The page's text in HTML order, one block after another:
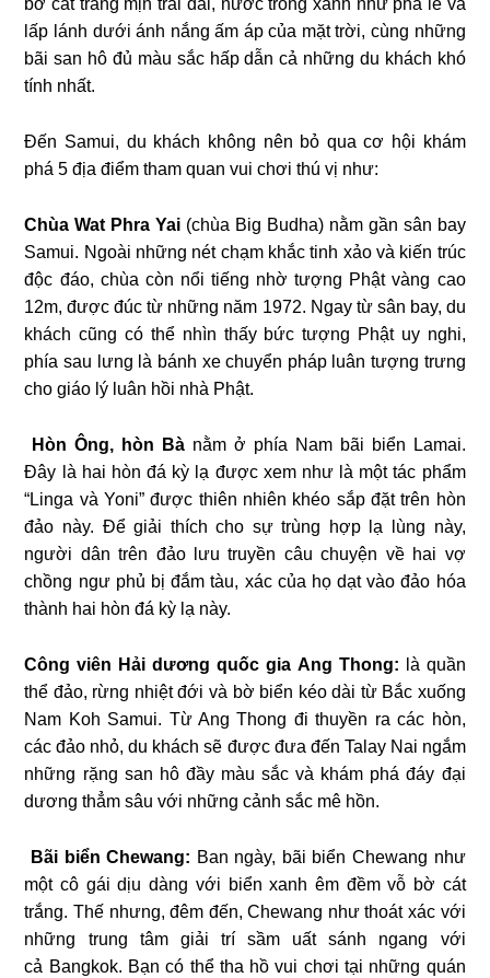
bờ cát trắng mịn trải dài, nước trong xanh như pha lê và
lấp lánh dưới ánh nắng ấm áp của mặt trời, cùng những
bãi san hô đủ màu sắc hấp dẫn cả những du khách khó
tính nhất.
Đến Samui, du khách không nên bỏ qua cơ hội khám
phá 5 địa điểm tham quan vui chơi thú vị như:
Chùa Wat Phra Yai (chùa Big Budha) nằm gần sân bay
Samui. Ngoài những nét chạm khắc tinh xảo và kiến trúc
độc đáo, chùa còn nổi tiếng nhờ tượng Phật vàng cao
12m, được đúc từ những năm 1972. Ngay từ sân bay, du
khách cũng có thể nhìn thấy bức tượng Phật uy nghi,
phía sau lưng là bánh xe chuyển pháp luân tượng trưng
cho giáo lý luân hồi nhà Phật.
Hòn Ông, hòn Bà nằm ở phía Nam bãi biển Lamai.
Đây là hai hòn đá kỳ lạ được xem như là một tác phẩm
“Linga và Yoni” được thiên nhiên khéo sắp đặt trên hòn
đảo này. Để giải thích cho sự trùng hợp lạ lùng này,
người dân trên đảo lưu truyền câu chuyện về hai vợ
chồng ngư phủ bị đắm tàu, xác của họ dạt vào đảo hóa
thành hai hòn đá kỳ lạ này.
Công viên Hải dương quốc gia Ang Thong:
là quần
thể đảo, rừng nhiệt đới và bờ biển kéo dài từ Bắc xuống
Nam Koh Samui. Từ Ang Thong đi thuyền ra các hòn,
các đảo nhỏ, du khách sẽ được đưa đến Talay Nai ngắm
những rặng san hô đầy màu sắc và khám phá đáy đại
dương thẳm sâu với những cảnh sắc mê hồn.
Bãi biển Chewang: Ban ngày, bãi biển Chewang như
một cô gái dịu dàng với biển xanh êm đềm vỗ bờ cát
trắng. Thế nhưng, đêm đến, Chewang như thoát xác với
những trung tâm giải trí sầm uất sánh ngang với
cả Bangkok. Bạn có thể tha hồ vui chơi tại những quán